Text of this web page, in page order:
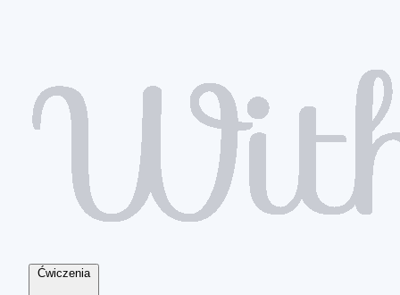
Ćwiczenia